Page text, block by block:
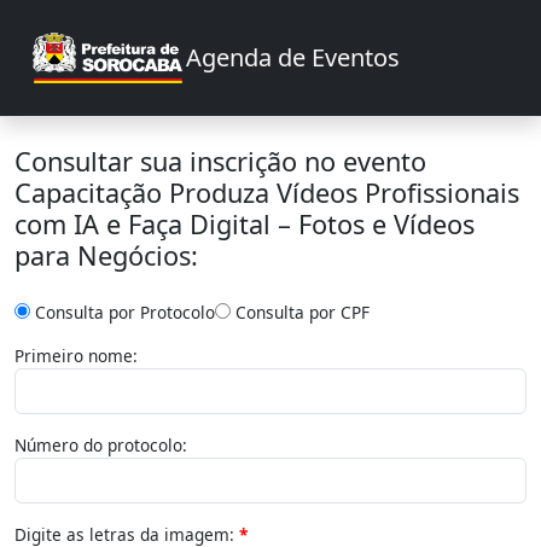
Agenda de Eventos
Consultar sua inscrição no evento
Capacitação Produza Vídeos Profissionais
com IA e Faça Digital – Fotos e Vídeos
para Negócios:
Consulta por Protocolo
Consulta por CPF
Primeiro nome:
Número do protocolo:
Digite as letras da imagem: